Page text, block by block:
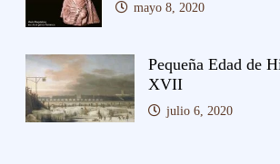
mayo 8, 2020
Pequeña Edad de
XVII
julio 6, 2020